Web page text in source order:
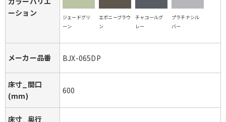
ーション
ジェードグリ
ーン
エボニーブラウ
ン
チャコールグ
レー
プラチナシル
バー
メーカー品番 BJX-065DP
床寸_間口
(mm)
600
床寸_奥行